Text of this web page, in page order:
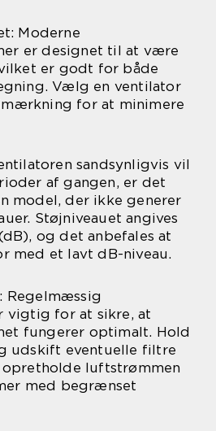
Moderne
er designet til at være
er godt for både
Vælg en ventilator
for at minimere
sandsynligvis vil
af gangen, er det
model, der ikke generer
Støjniveauet angives
og det anbefales at
med et lavt dB-niveau.
Regelmæssig
vigtig for at sikre, at
fungerer optimalt. Hold
udskift eventuelle filtre
luftstrømmen
med begrænset